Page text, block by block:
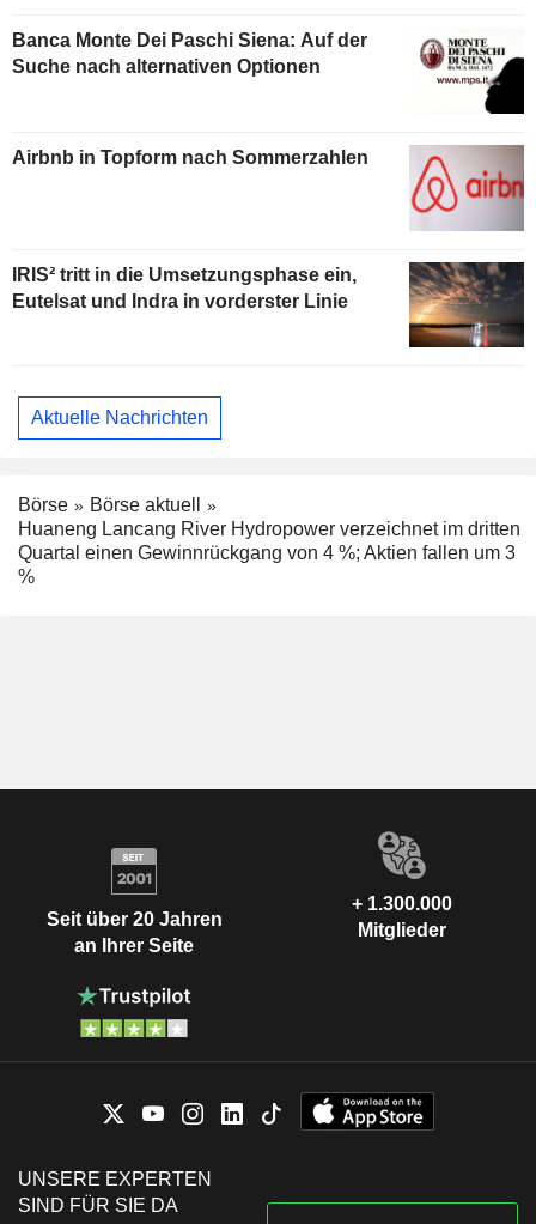
Banca Monte Dei Paschi Siena: Auf der
Suche nach alternativen Optionen
Airbnb in Topform nach Sommerzahlen
IRIS² tritt in die Umsetzungsphase ein,
Eutelsat und Indra in vorderster Linie
Aktuelle Nachrichten
Börse
Börse aktuell
Huaneng Lancang River Hydropower verzeichnet im dritten
Quartal einen Gewinnrückgang von 4 %; Aktien fallen um 3
%
Seit über 20 Jahren
an Ihrer Seite
+ 1.300.000
Mitglieder
UNSERE EXPERTEN
SIND FÜR SIE DA